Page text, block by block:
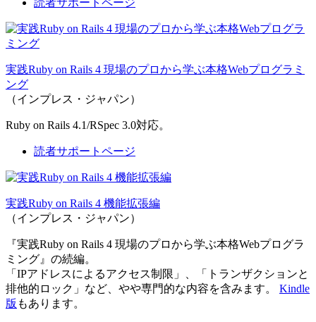
実践Ruby on Rails 4 現場のプロから学ぶ本格Webプログラミ
ング
（インプレス・ジャパン）
Ruby on Rails 4.1/RSpec 3.0対応。
読者サポートページ
実践Ruby on Rails 4 機能拡張編
（インプレス・ジャパン）
『実践Ruby on Rails 4 現場のプロから学ぶ本格Webプログラ
ミング』の続編。
「IPアドレスによるアクセス制限」、「トランザクションと
排他的ロック」など、やや専門的な内容を含みます。 Kindle
版 もあります。